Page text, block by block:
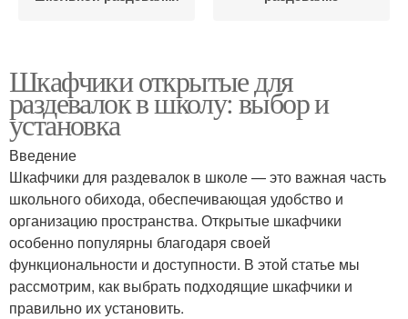
Шкафчики открытые для
раздевалок в школу: выбор и
установка
Введение
Шкафчики для раздевалок в школе — это важная часть
школьного обихода, обеспечивающая удобство и
организацию пространства. Открытые шкафчики
особенно популярны благодаря своей
функциональности и доступности. В этой статье мы
рассмотрим, как выбрать подходящие шкафчики и
правильно их установить.